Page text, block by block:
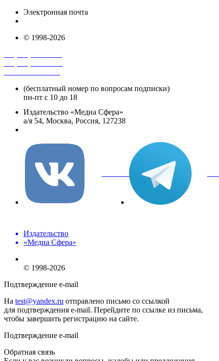
Электронная почта
© 1998-2026
(бесплатный номер по вопросам подписки)
пн-пт с 10 до 18
Издательство «Медиа Сфера»
а/я 54, Москва, Россия, 127238
вКонтакте
Издательство
«Медиа Сфера»
© 1998-2026
Подтверждение e-mail
На test@yandex.ru отправлено письмо со ссылкой
для подтверждения e-mail. Перейдите по ссылке из письма,
чтобы завершить регистрацию на сайте.
Подтверждение e-mail
Обратная связь